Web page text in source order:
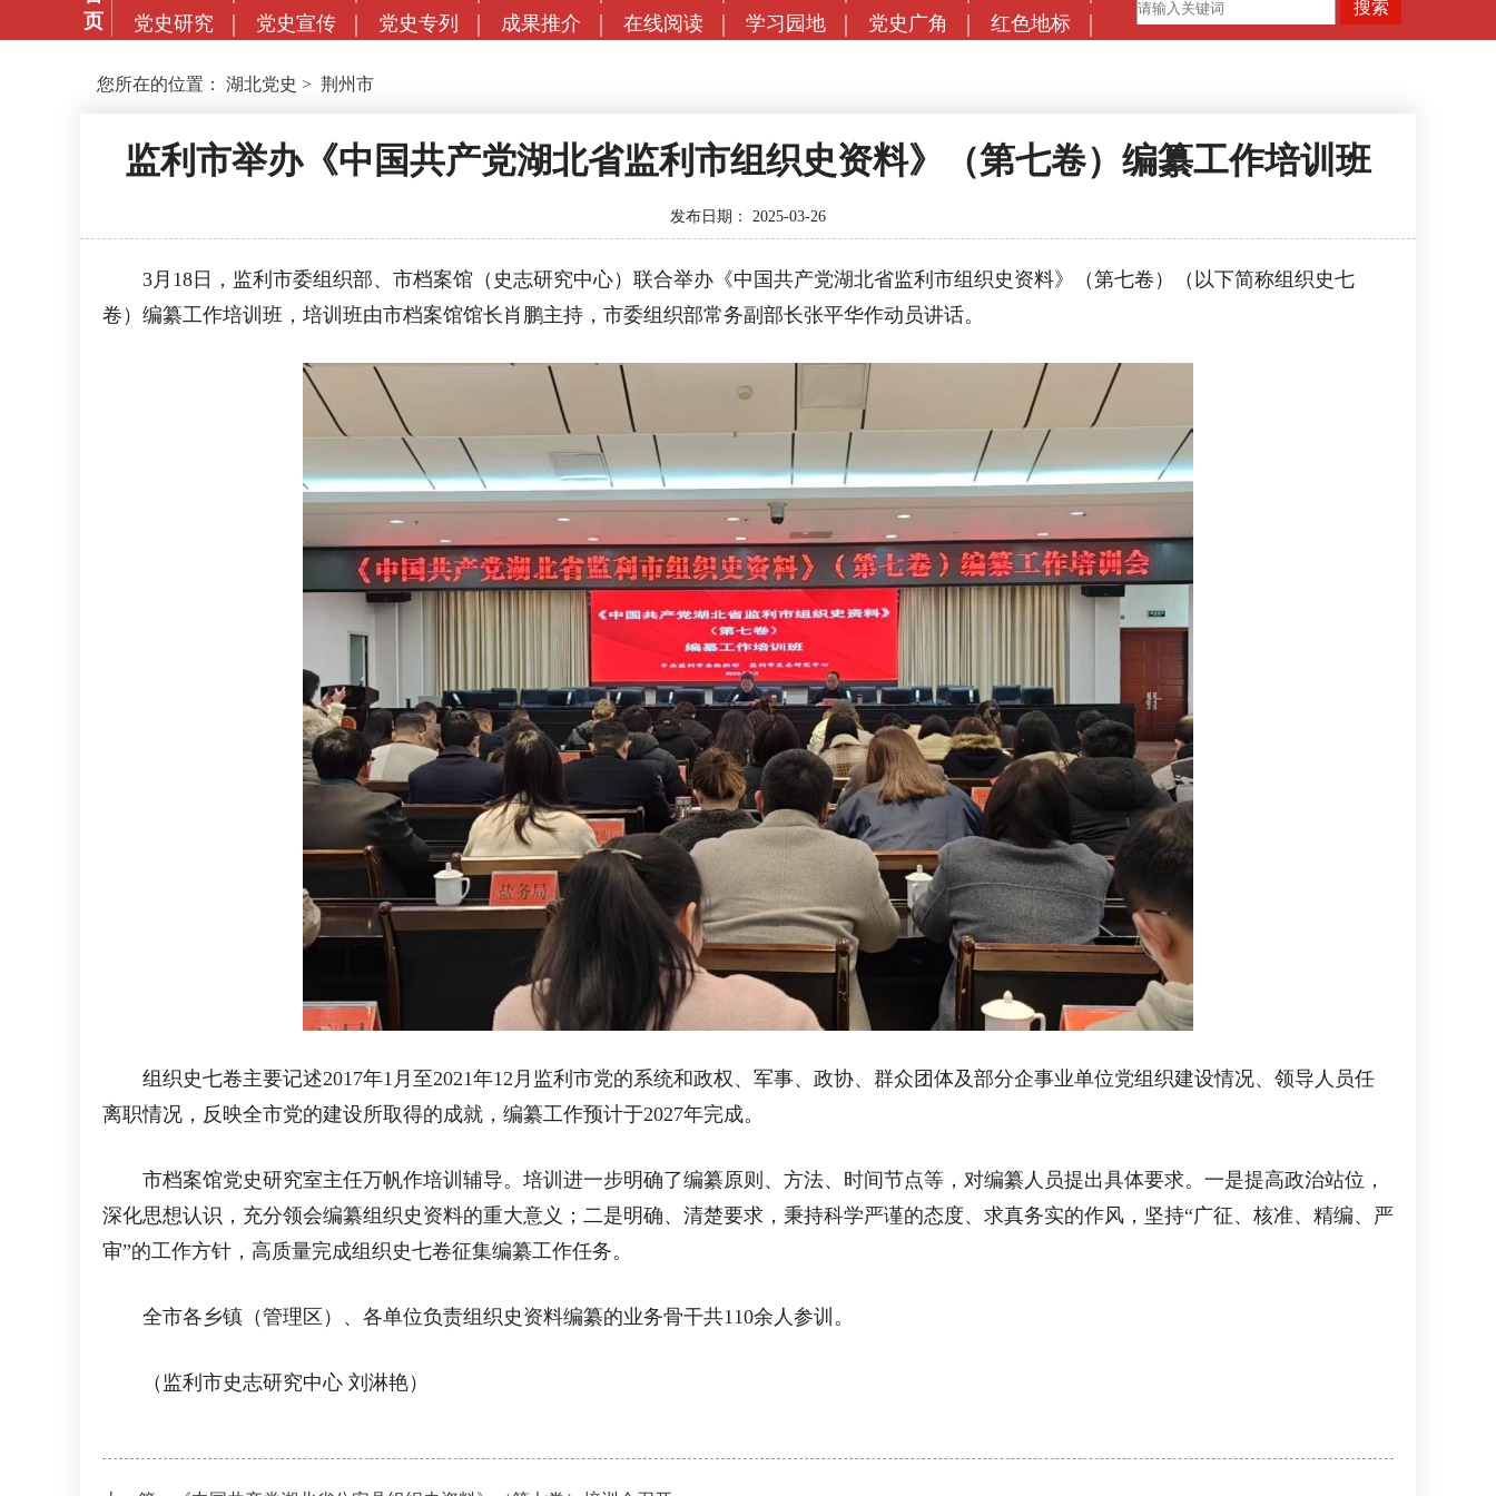
页
党史研究
党史宣传 党史专列 成果推介 在线阅读 学习园地 党史广角 红色地标
您所在的位置： 湖北党史 > 荆州市
监利市举办《中国共产党湖北省监利市组织史资料》（第七卷）编纂工作培训班
发布日期： 2025-03-26
3月18日，监利市委组织部、市档案馆（史志研究中心）联合举办《中国共产党湖北省监利市组织史资料》（第七卷）（以下简称组织史七
卷）编纂工作培训班，培训班由市档案馆馆长肖鹏主持，市委组织部常务副部长张平华作动员讲话。
组织史七卷主要记述2017年1月至2021年12月监利市党的系统和政权、军事、政协、群众团体及部分企事业单位党组织建设情况、领导人员任
离职情况，反映全市党的建设所取得的成就，编纂工作预计于2027年完成。
市档案馆党史研究室主任万帆作培训辅导。培训进一步明确了编纂原则、方法、时间节点等，对编纂人员提出具体要求。一是提高政治站位，
深化思想认识，充分领会编纂组织史资料的重大意义；二是明确、清楚要求，秉持科学严谨的态度、求真务实的作风，坚持“广征、核准、精编、严
审”的工作方针，高质量完成组织史七卷征集编纂工作任务。
全市各乡镇（管理区）、各单位负责组织史资料编纂的业务骨干共110余人参训。
（监利市史志研究中心 刘淋艳）